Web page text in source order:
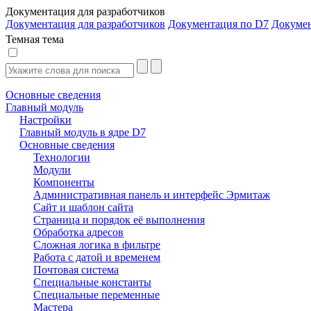
Документация для разработчиков
Документация для разработчиков Документация по D7
Темная тема
Основные сведения
Главный модуль
Настройки
Главный модуль в ядре D7
Основные сведения
Технологии
Модули
Компоненты
Административная панель и интерфейс Эрмитаж
Сайт и шаблон сайта
Страница и порядок её выполнения
Обработка адресов
Сложная логика в фильтре
Работа с датой и временем
Почтовая система
Специальные константы
Специальные переменные
Мастера